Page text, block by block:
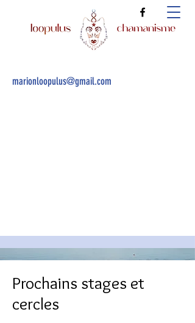
marionloopulus@gmail.com
Prochains stages et
cercles